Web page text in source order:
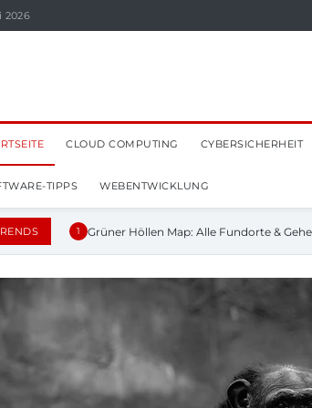
2026
CLOUD COMPUTING CYBERSICHERHEIT
TIPPS WEBENTWICKLUNG
1 Grüner Höllen Map: Alle Fundorte &